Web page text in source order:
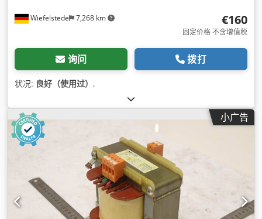
Wiefelstede 7,268 km €160
固定价格 不含增值税
询问 拨打
状况: 良好（使用过） ,
小广告